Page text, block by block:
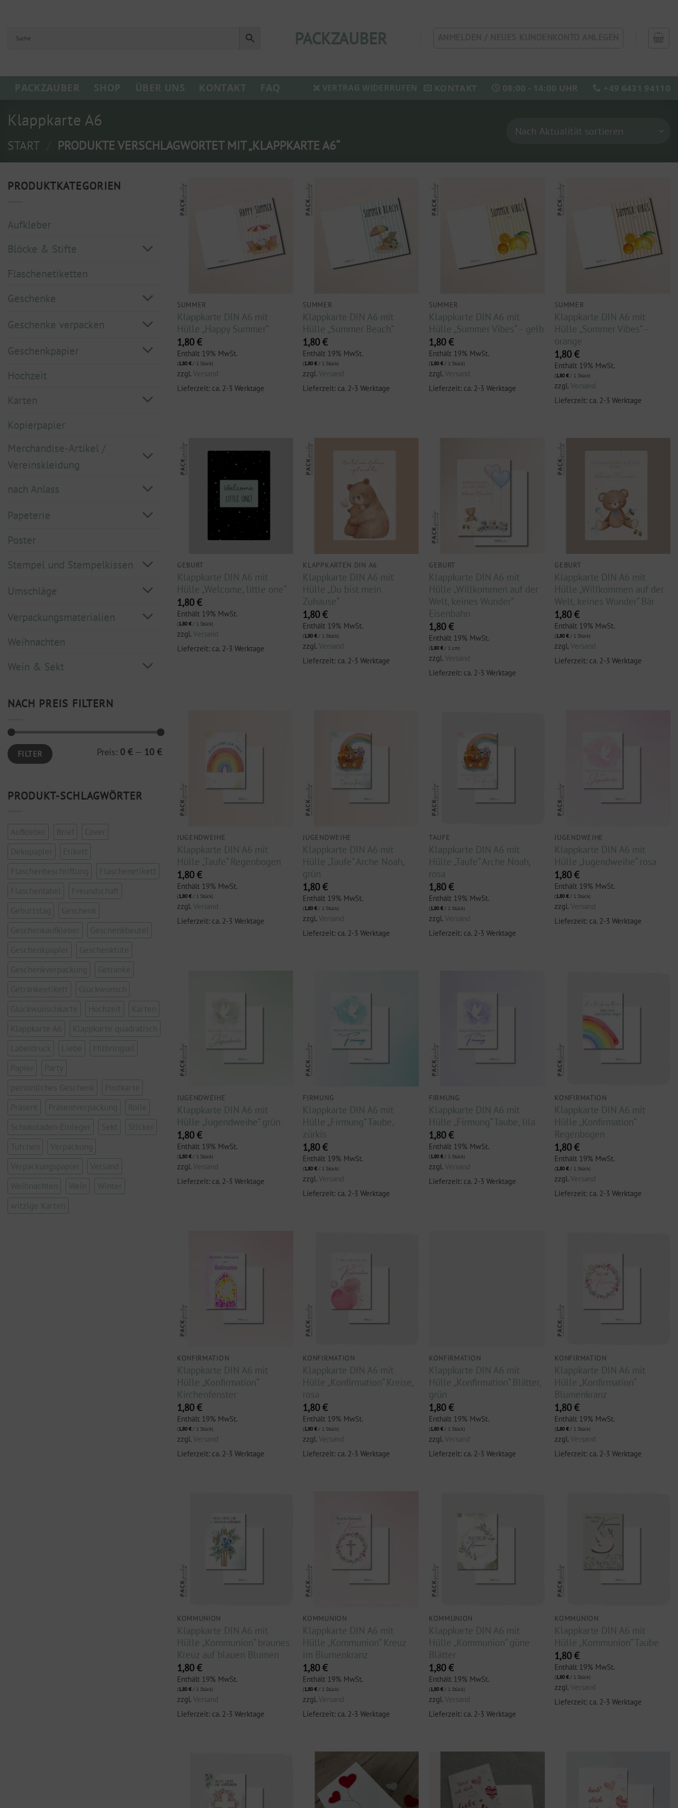
springen
PACKZAUBER
PACKZAUBER SHOP ÜBER UNS KONTAKT FAQ VERTRAG WIDERRUFEN KONTAKT 08:00 - 14:00 UHR +49 6431 94110
Klappkarte A6
START PRODUKTE VERSCHLAGWORTET MIT „KLAPPKARTE A6“
PRODUKTKATEGORIEN
Aufkleber
Blöcke & Stifte
Flaschenetiketten
Geschenke
Geschenke verpacken
Geschenkpapier
Hochzeit
Karten
Kopierpapier
Merchandise-Artikel /
Vereinskleidung
nach Anlass
Papeterie
Poster
Stempel und Stempelkissen
Umschläge
Verpackungsmaterialien
Weihnachten
Wein & Sekt
NACH PREIS FILTERN
Min.
Preis
Max.
PreisFILTER Preis: 0 € — 10 €
PRODUKT-SCHLAGWÖRTER
Aufkleber Brief
Cover
Dekopapier
Etikett
Flaschenbeschriftung
Flaschenetikett
Flaschenlabel
Freundschaft
Geburtstag
Geschenk
Geschenkaufkleber
Geschenkbeutel
Geschenkpapier
Geschenktüte
Geschenkverpackung
Getränke
Getränkeetikett
Glückwunsch
Glückwunschkarte
Hochzeit
Karten
Klappkarte A6
Klappkarte quadratisch
Labeldruck
Liebe
Mitbringsel
Papier
Party
persönliches Geschenk
Postkarte
Präsent
Präsentverpackung
Rolle
Schokoladen-Einleger
Sekt
Sticker
Tütchen
Verpackung
Verpackungspapier
Versand
Weihnachten
Wein
Winter
witzige Karten
SUMMER
Klappkarte DIN A6 mit
Hülle „Happy Summer“
1,80 €
Enthält 19% MwSt.
(1,80€/ 1 Stück)
zzgl. Versand
Lieferzeit: ca. 2-3 Werktage
SUMMER
Klappkarte DIN A6 mit
Hülle „Summer Beach“
1,80€
Enthält 19% MwSt.
(1,80€/ 1 Stück)
zzgl.Versand
Lieferzeit: ca. 2-3 Werktage
SUMMER
Klappkarte DIN A6 mit
Hülle „Summer Vibes“ – gelb
1,80 €
Enthält 19% MwSt.
(1,80€/ 1 Stück)
zzgl. Versand
Lieferzeit: ca. 2-3 Werktage
SUMMER
Klappkarte DIN A6 mit
Hülle „Summer Vibes“ –
orange
1,80€
Enthält 19% MwSt.
(1,80€/ 1 Stück)
zzgl.Versand
Lieferzeit: ca. 2-3 Werktage
GEBURT
Klappkarte DIN A6 mit
Hülle „Welcome, little one“
1,80 €
Enthält 19% MwSt.
(1,80€/ 1 Stück)
zzgl. Versand
Lieferzeit: ca. 2-3 Werktage
KLAPPKARTEN DIN A6
Klappkarte DIN A6 mit
Hülle „Du bist mein
Zuhause“
1,80€
Enthält 19% MwSt.
(1,80€/ 1 Stück)
zzgl.Versand
Lieferzeit: ca. 2-3 Werktage
GEBURT
Klappkarte DIN A6 mit
Hülle „Willkommen auf der
Welt, keines Wunder“
Eisenbahn
1,80 €
Enthält 19% MwSt.
(1,80€/ 1 cm)
zzgl. Versand
Lieferzeit: ca. 2-3 Werktage
GEBURT
Klappkarte DIN A6 mit
Hülle „Willkommen auf der
Welt, keines Wunder“ Bär
1,80€
Enthält 19% MwSt.
(1,80€/ 1 Stück)
zzgl.Versand
Lieferzeit: ca. 2-3 Werktage
JUGENDWEIHE
Klappkarte DIN A6 mit
Hülle „Taufe“ Regenbogen
1,80 €
Enthält 19% MwSt.
(1,80€/ 1 Stück)
zzgl. Versand
Lieferzeit: ca. 2-3 Werktage
JUGENDWEIHE
Klappkarte DIN A6 mit
Hülle „Taufe“ Arche Noah,
grün
1,80€
Enthält 19% MwSt.
(1,80€/ 1 Stück)
zzgl.Versand
Lieferzeit: ca. 2-3 Werktage
TAUFE
Klappkarte DIN A6 mit
Hülle „Taufe“ Arche Noah,
rosa
1,80 €
Enthält 19% MwSt.
(1,80€/ 1 Stück)
zzgl. Versand
Lieferzeit: ca. 2-3 Werktage
JUGENDWEIHE
Klappkarte DIN A6 mit
Hülle „Jugendweihe“ rosa
1,80€
Enthält 19% MwSt.
(1,80€/ 1 Stück)
zzgl.Versand
Lieferzeit: ca. 2-3 Werktage
JUGENDWEIHE
Klappkarte DIN A6 mit
Hülle „Jugendweihe“ grün
1,80 €
Enthält 19% MwSt.
(1,80€/ 1 Stück)
zzgl. Versand
Lieferzeit: ca. 2-3 Werktage
FIRMUNG
Klappkarte DIN A6 mit
Hülle „Firmung“ Taube,
zürkis
1,80€
Enthält 19% MwSt.
(1,80€/ 1 Stück)
zzgl.Versand
Lieferzeit: ca. 2-3 Werktage
FIRMUNG
Klappkarte DIN A6 mit
Hülle „Firmung“ Taube, lila
1,80 €
Enthält 19% MwSt.
(1,80€/ 1 Stück)
zzgl. Versand
Lieferzeit: ca. 2-3 Werktage
KONFIRMATION
Klappkarte DIN A6 mit
Hülle „Konfirmation“
Regenbogen
1,80€
Enthält 19% MwSt.
(1,80€/ 1 Stück)
zzgl.Versand
Lieferzeit: ca. 2-3 Werktage
KONFIRMATION
Klappkarte DIN A6 mit
Hülle „Konfirmation“
Kirchenfenster
1,80 €
Enthält 19% MwSt.
(1,80€/ 1 Stück)
zzgl. Versand
Lieferzeit: ca. 2-3 Werktage
KONFIRMATION
Klappkarte DIN A6 mit
Hülle „Konfirmation“ Kreise,
rosa
1,80€
Enthält 19% MwSt.
(1,80€/ 1 Stück)
zzgl.Versand
Lieferzeit: ca. 2-3 Werktage
KONFIRMATION
Klappkarte DIN A6 mit
Hülle „Konfirmation“ Blätter,
grün
1,80 €
Enthält 19% MwSt.
(1,80€/ 1 Stück)
zzgl. Versand
Lieferzeit: ca. 2-3 Werktage
KONFIRMATION
Klappkarte DIN A6 mit
Hülle „Konfirmation“
Blumenkranz
1,80€
Enthält 19% MwSt.
(1,80€/ 1 Stück)
zzgl.Versand
Lieferzeit: ca. 2-3 Werktage
KOMMUNION
Klappkarte DIN A6 mit
Hülle „Kommunion“ braunes
Kreuz auf blauen Blumen
1,80 €
Enthält 19% MwSt.
(1,80€/ 1 Stück)
zzgl. Versand
Lieferzeit: ca. 2-3 Werktage
KOMMUNION
Klappkarte DIN A6 mit
Hülle „Kommunion“ Kreuz
im Blumenkranz
1,80€
Enthält 19% MwSt.
(1,80€/ 1 Stück)
zzgl.Versand
Lieferzeit: ca. 2-3 Werktage
KOMMUNION
Klappkarte DIN A6 mit
Hülle „Kommunion“ güne
Blätter
1,80 €
Enthält 19% MwSt.
(1,80€/ 1 Stück)
zzgl. Versand
Lieferzeit: ca. 2-3 Werktage
KOMMUNION
Klappkarte DIN A6 mit
Hülle „Kommunion“ Taube
1,80€
Enthält 19% MwSt.
(1,80€/ 1 Stück)
zzgl.Versand
Lieferzeit: ca. 2-3 Werktage